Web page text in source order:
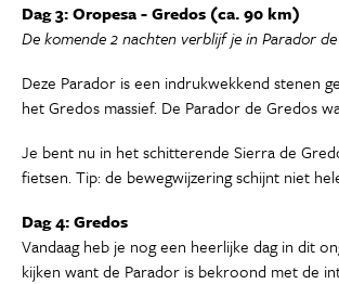
Dag 3: Oropesa - Gredos (ca. 90 km)
De komende 2 nachten verblijf je in Parador
Deze Parador is een indrukwekkend stenen
het Gredos massief. De Parador de Gredos
Je bent nu in het schitterende Sierra de
fietsen. Tip: de bewegwijzering schijnt niet
Dag 4: Gredos
Vandaag heb je nog een heerlijke dag in dit
kijken want de Parador is bekroond met de